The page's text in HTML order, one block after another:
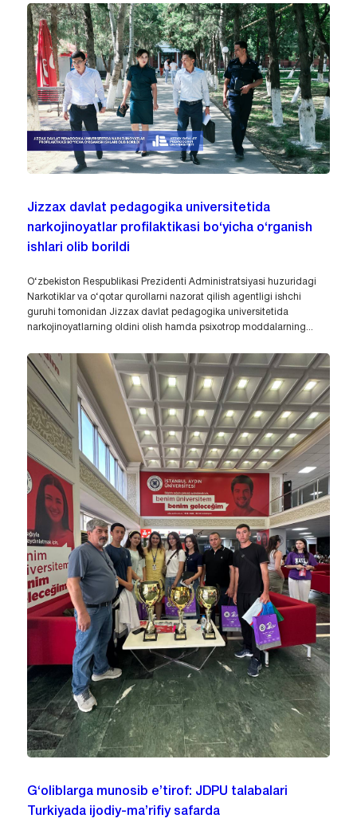
Jizzax davlat pedagogika universitetida
narkojinoyatlar profilaktikasi bo‘yicha o‘rganish
ishlari olib borildi
O‘zbekiston Respublikasi Prezidenti Administratsiyasi huzuridagi
Narkotiklar va o‘qotar qurollarni nazorat qilish agentligi ishchi
guruhi tomonidan Jizzax davlat pedagogika universitetida
narkojinoyatlarning oldini olish hamda psixotrop moddalarning...
G‘oliblarga munosib e’tirof: JDPU talabalari
Turkiyada ijodiy-ma’rifiy safarda